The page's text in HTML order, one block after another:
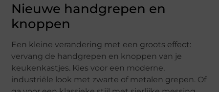
Nieuwe handgrepen en
knoppen
Een kleine verandering met een groots effect:
vervang de handgrepen en knoppen van je
keukenkastjes. Kies voor een moderne,
industriële look met zwarte of metalen grepen. Of